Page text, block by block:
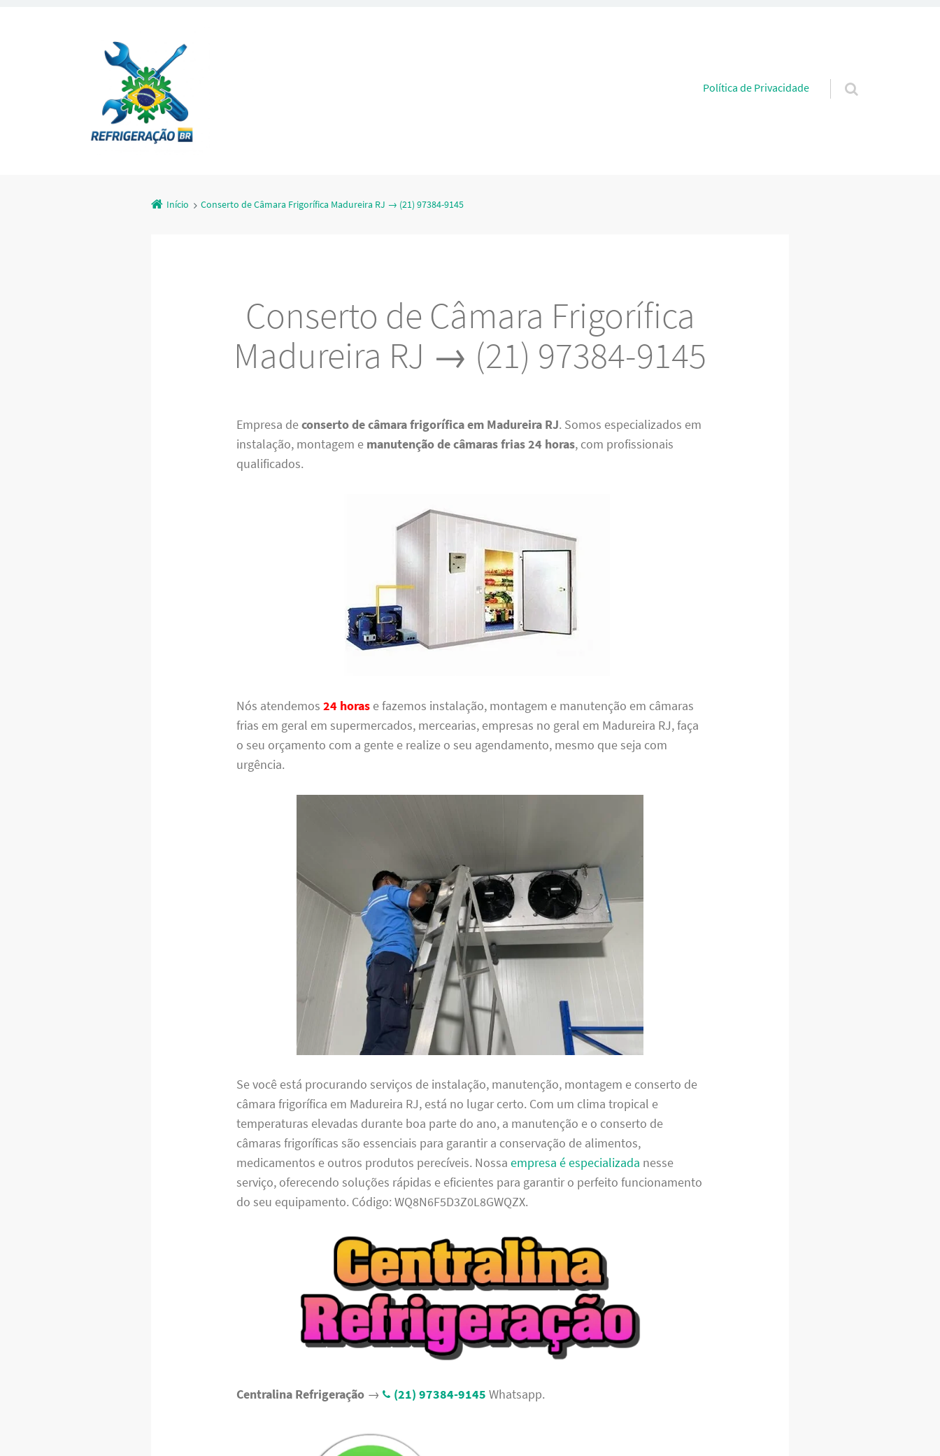
Pular para o conteúdo
Política de Privacidade
Início Conserto de Câmara Frigorífica Madureira RJ → (21) 97384-9145
Conserto de Câmara Frigorífica
Madureira RJ → (21) 97384-9145
Empresa deconserto de câmara frigorífica em Madureira RJ. Somos especializados em
instalação, montagem e manutenção de câmaras frias 24 horas, com profissionais
qualificados.
Nós atendemos24 horas e fazemos instalação, montagem e manutenção em câmaras
frias em geral em supermercados, mercearias, empresas no geral em Madureira RJ, faça
o seu orçamento com a gente e realize o seu agendamento, mesmo que seja com
urgência.
Se você está procurando serviços de instalação, manutenção, montagem e conserto de
câmara frigorífica em Madureira RJ, está no lugar certo. Com um clima tropical e
temperaturas elevadas durante boa parte do ano, a manutenção e o conserto de
câmaras frigoríficas são essenciais para garantir a conservação de alimentos,
medicamentos e outros produtos perecíveis. Nossaempresa é especializada nesse
serviço, oferecendo soluções rápidas e eficientes para garantir o perfeito funcionamento
do seu equipamento. Código: WQ8N6F5D3Z0L8GWQZX.
Centralina Refrigeração → (21) 97384-9145Whatsapp.